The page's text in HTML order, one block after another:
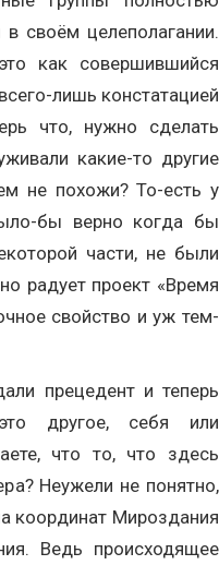
своём целеполагании.
как совершившийся
лишь констатацией
что, нужно сделать
какие-то другие
не похожи? То-есть у
бы верно когда бы
части, не были
радует проект «Время
свойство и уж тем-
прецедент и теперь
другое, себя или
что то, что здесь
Неужели не понятно,
координат Мироздания
Ведь происходящее